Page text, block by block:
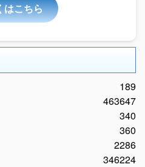
はこちら
189
463647
340
360
2286
346224